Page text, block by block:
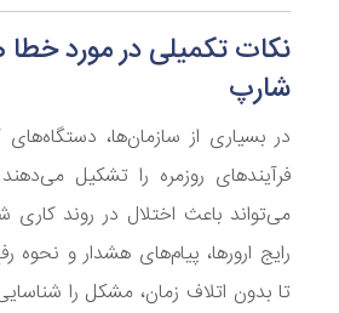
نکات تکمیلی در مورد
شارپ
در بسیاری از سازمان‌ها،
فرآیندهای روزمره را تشکیل
می‌تواند باعث اختلال در روند کاری
رایج ارورها، پیام‌های هشدار و
تا بدون اتلاف زمان، مشکل را